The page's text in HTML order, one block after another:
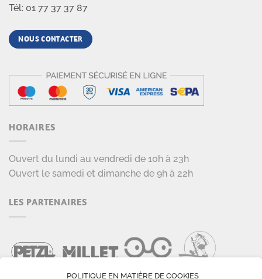
Tél: 01 77 37 37 87
NOUS CONTACTER
HORAIRES
Ouvert du lundi au vendredi de 10h à 23h
Ouvert le samedi et dimanche de 9h à 22h
LES PARTENAIRES
POLITIQUE EN MATIÈRE DE COOKIES